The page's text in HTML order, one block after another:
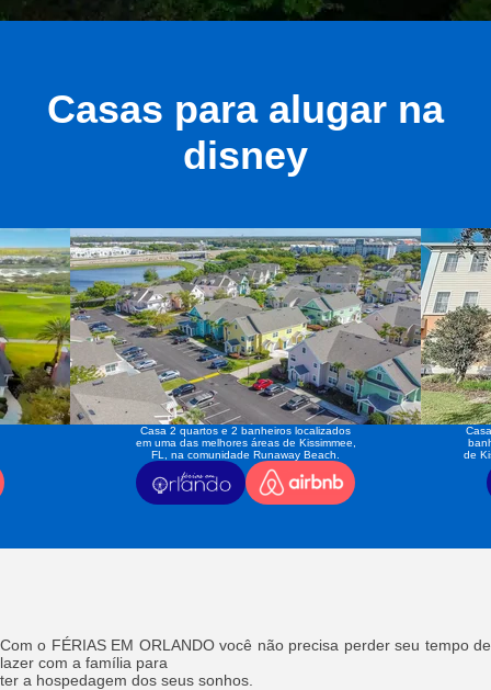
Casas para alugar na
disney
Casa 2 quartos e 2 banheiros localizados
em uma das melhores áreas de Kissimmee,
FL, na comunidade Runaway Beach.
de
Com o FÉRIAS EM ORLANDO você não precisa perder seu tempo de
lazer com a família para
ter a hospedagem dos seus sonhos.